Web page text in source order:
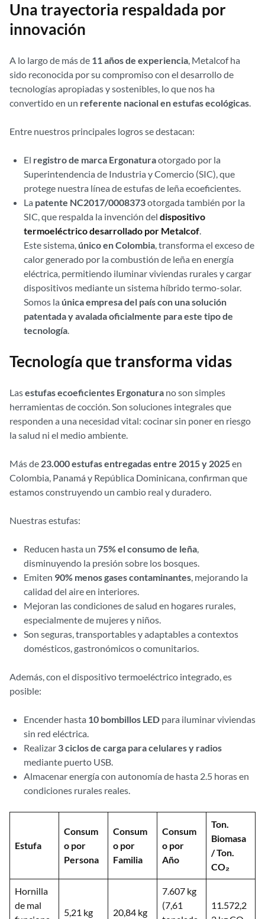
Una trayectoria respaldada por
innovación
A lo largo de más de 11 años de experiencia, Metalcof ha
sido reconocida por su compromiso con el desarrollo de
tecnologías apropiadas y sostenibles, lo que nos ha
convertido en un referente nacional en estufas ecológicas.
Entre nuestros principales logros se destacan:
El registro de marca Ergonaturaotorgado por la
Superintendencia de Industria y Comercio (SIC), que
protege nuestra línea de estufas de leña ecoeficientes.
La patente NC2017/0008373otorgada también por la
SIC, que respalda la invención del dispositivo
termoeléctrico desarrollado por Metalcof.
Este sistema, único en Colombia, transforma el exceso de
calor generado por la combustión de leña en energía
eléctrica, permitiendo iluminar viviendas rurales y cargar
dispositivos mediante un sistema híbrido termo-solar.
Somos la única empresa del país con una solución
patentada y avalada oficialmente para este tipo de
tecnología.
Tecnología que transforma vidas
Lasestufas ecoeficientes Ergonatura no son simples
herramientas de cocción. Son soluciones integrales que
responden a una necesidad vital: cocinar sin poner en riesgo
la salud ni el medio ambiente.
Más de 23.000 estufas entregadas entre 2015 y 2025en
Colombia, Panamá y República Dominicana, confirman que
estamos construyendo un cambio real y duradero.
Nuestras estufas:
Reducen hasta un 75% el consumo de leña,
disminuyendo la presión sobre los bosques.
Emiten 90% menos gases contaminantes, mejorando la
calidad del aire en interiores.
Mejoran las condiciones de salud en hogares rurales,
especialmente de mujeres y niños.
Son seguras, transportables y adaptables a contextos
domésticos, gastronómicos o comunitarios.
Además, con el dispositivo termoeléctrico integrado, es
posible:
Encender hasta 10 bombillos LED para iluminar viviendas
sin red eléctrica.
Realizar 3 ciclos de carga para celulares y radios
mediante puerto USB.
Almacenar energía con autonomía de hasta 2.5 horas en
condiciones rurales reales.
Estufa
Consum
o por
Persona
Consum
o por
Familia
Consum
o por
Año
Ton.
Biomasa
/ Ton.
CO₂
Hornilla
de mal
5,21 kg 20,84 kg
7.607 kg
(7,61
11.572,2